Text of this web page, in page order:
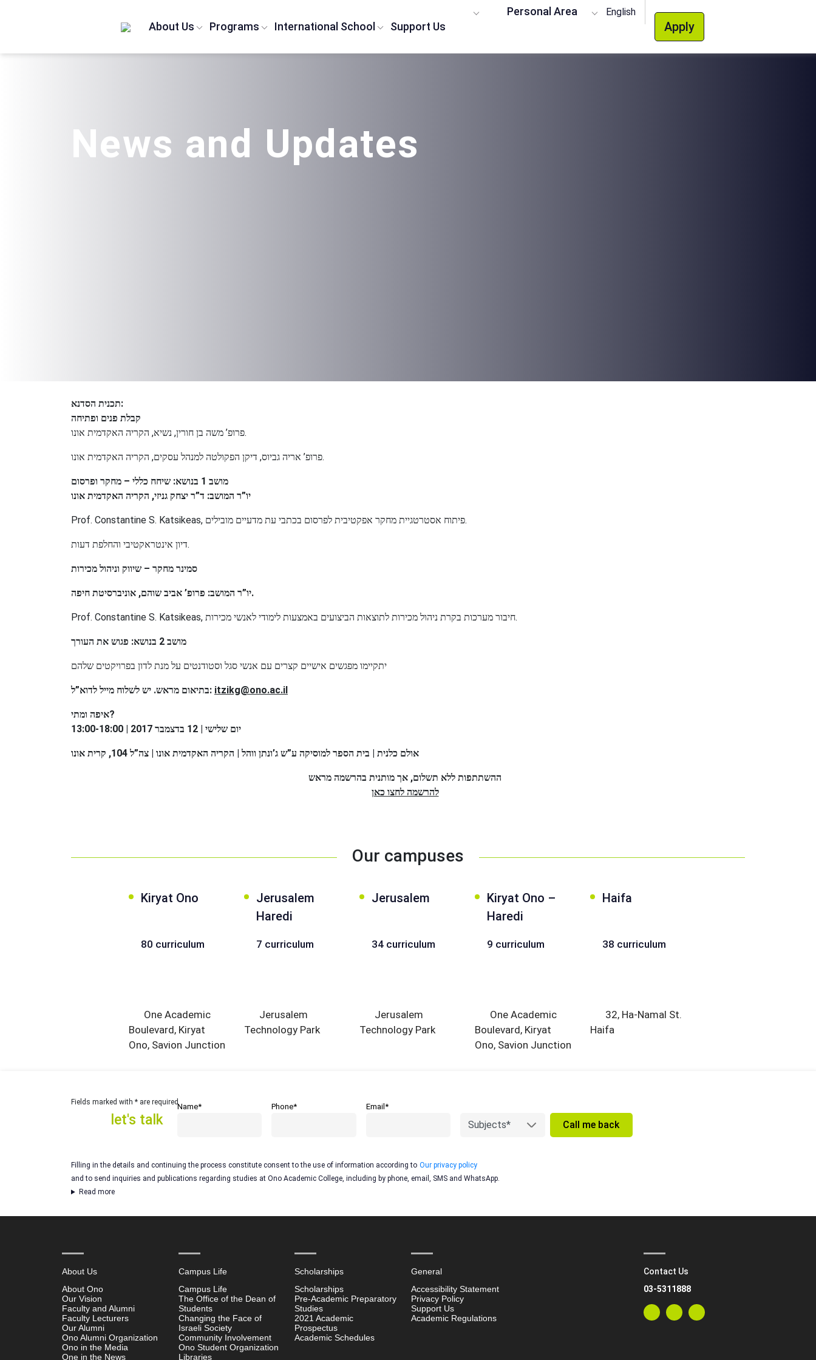
About Us Programs International School Support Us
Personal Area English
Apply
הצטרפו לסדנה ייחודית בנושא שיווק, מכירות, עסקים בינלאומיים וניהול מגמות עכשוויות שתתקיים ב-12 בדצמבר 2017 בהנחיית Prof. Constantine S. Katsikeas
News and Updates
תכנית הסדנא:
קבלת פנים ופתיחה
פרופ’ משה בן חורין, נשיא, הקריה האקדמית אונו.
פרופ’ אריה גביוס, דיקן הפקולטה למנהל עסקים, הקריה האקדמית אונו.
מושב 1 בנושא: שיחח כללי – מחקר ופרסום
יו”ר המושב: ד”ר יצחק גניזי, הקריה האקדמית אונו
Prof. Constantine S. Katsikeas, פיתוח אסטרטגיית מחקר אפקטיבית לפרסום בכתבי עת מדעיים מובילים.
דיון אינטראקטיבי והחלפת דעות.
סמינר מחקר – שיווק וניהול מכירות
יו”ר המושב: פרופ’ אביב שוהם, אוניברסיטת חיפה.
Prof. Constantine S. Katsikeas, חיבור מערכות בקרת ניהול מכירות לתוצאות הביצועים באמצעות לימודי לאנשי מכירות.
מושב 2 בנושא: פגוש את העורך
יתקיימו מפגשים אישיים קצרים עם אנשי סגל וסטודנטים על מנת לדון בפרויקטים שלהם
בתיאום מראש. יש לשלוח מייל לדוא”ל: itzikg@ono.ac.il
איפה ומתי?
יום שלישי | 12 בדצמבר 2017 | 13:00-18:00
אולם כלנית | בית הספר למוסיקה ע”ש ג’ונתן ווהל | הקריה האקדמית אונו | צה”ל 104, קרית אונו
ההשתתפות ללא תשלום, אך מותנית בהרשמה מראש
להרשמה לחצו כאן
Our campuses
Kiryat Ono
80 curriculum
One Academic
Boulevard, Kiryat
Ono, Savion Junction
Jerusalem
Haredi
7 curriculum
Jerusalem
Technology Park
Jerusalem
34 curriculum
Jerusalem
Technology Park
Kiryat Ono –
Haredi
9 curriculum
One Academic
Boulevard, Kiryat
Ono, Savion Junction
Haifa
38 curriculum
32, Ha-Namal St.
Haifa
let's talk
Fields marked with * are required
let's talk
Name* Phone* Email*
Subjects* Call me back
Filling in the details and continuing the process constitute consent to the use of information according to Our privacy policy
and to send inquiries and publications regarding studies at Ono Academic College, including by phone, email, SMS and WhatsApp.
Read more
About Us
About Ono
Our Vision
Faculty and Alumni
Faculty Lecturers
Our Alumni
Ono Alumni Organization
Ono in the Media
One in the News
Campus Life
Campus Life
The Office of the Dean of
Students
Changing the Face of
Israeli Society
Community Involvement
Ono Student Organization
Libraries
Scholarships
Scholarships
Pre-Academic Preparatory
Studies
2021 Academic
Prospectus
Academic Schedules
General
Accessibility Statement
Privacy Policy
Support Us
Academic Regulations
Contact Us
03-5311888